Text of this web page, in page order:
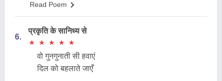
Read Poem
6.
प्रकृति के सानिध्य से
★
★ ★
★ ★
★ ★
★ ★
★
वो गुनगुनाती सी हवाएं
दिल को बहलाते जाएँ